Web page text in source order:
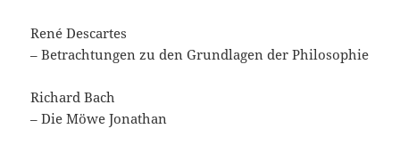
René Descartes
– Betrachtungen zu den Grundlagen der Philosophie
Richard Bach
– Die Möwe Jonathan